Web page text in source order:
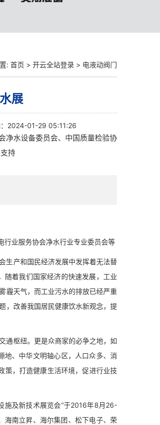
: 首页 > 开云全站登录 > 电液动阀门
展
2024-01-29 05:11:26
净水设备委员会、中国质量检验协
持
业服务协会净水行业专业委员会等
产和国民经济发展中发挥着无法替
随着我们国家经济的快速发展，工业
霾天气，而工业污水的排放已经严重
，改善我国居民健康饮水新观念，提
枢纽。更是众商家的必争之地，如
地、中华文明轴心区，人口众多、消
策，打造健康生活环境，促进行业技
及新技术展览会”于2016年8月26-
海南立昇、海尔集团、松下电子、荣